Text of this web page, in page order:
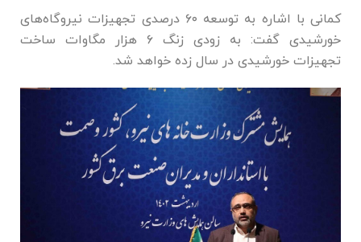
کمانی با اشاره به توسعه ۶۰ درصدی تجهیزات نیروگاه‌های
خورشیدی گفت: به زودی زنگ ۶ هزار مگاوات ساخت
تجهیزات خورشیدی در سال زده خواهد شد.